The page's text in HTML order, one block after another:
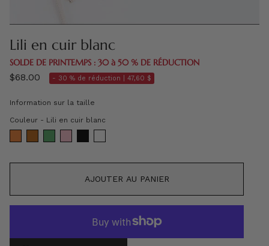
Lili en cuir blanc
SOLDE DE PRINTEMPS : 30 à 50 % DE RÉDUCTION
$68.00 - 30 % de réduction | 47,60 $
Information sur la taille
Couleur - Lili en cuir blanc
AJOUTER AU PANIER